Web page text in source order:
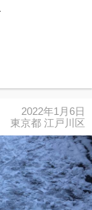
2022年1月6日
東京都 江戸川区